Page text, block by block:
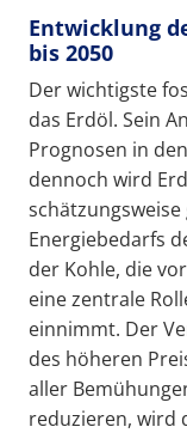
Entwicklung
bis 2050
Der wichtigste
das Erdöl. Sein
Prognosen in
dennoch wird
Energiebedarfs
der Kohle, die
eine zentrale
einnimmt. Der
des höheren
aller
reduzieren, wird